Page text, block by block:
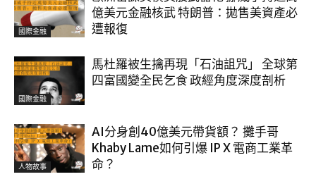
國際金融
億美元金融核武 特朗普：拋售美資產必
遭報復
國際金融
馬杜羅被生擒再現「石油詛咒」 全球第
四富國變全民乞食 政經角度深度剖析
人物故事
AI分身創40億美元帶貨額？ 攤手哥
Khaby Lame如何引爆 IP X 電商工業革
命？